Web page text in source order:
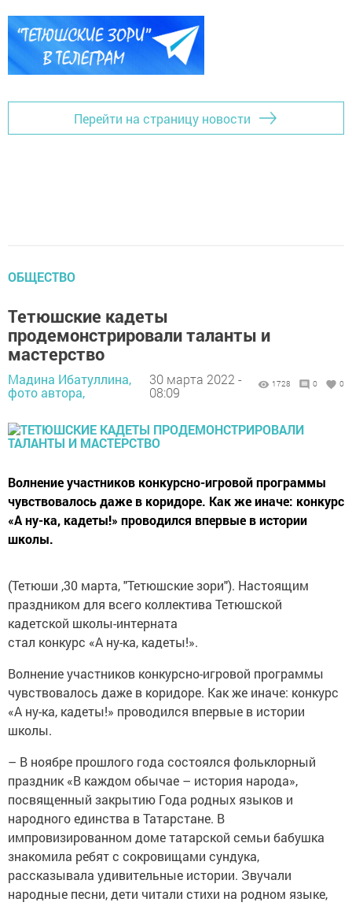
Перейти на страницу новости
ОБЩЕСТВО
Тетюшские кадеты
продемонстрировали таланты и
мастерство
Мадина Ибатуллина,
фото автора,
30 марта 2022 -
08:09
1728 0 0
Волнение участников конкурсно-игровой программы
чувствовалось даже в коридоре. Как же иначе: конкурс
«А ну-ка, кадеты!» проводился впервые в истории
школы.
(Тетюши ,30 марта, "Тетюшские зори"). Настоящим
праздником для всего коллектива Тетюшской
кадетской школы-интерната
стал конкурс «А ну-ка, кадеты!».
Волнение участников конкурсно-игровой программы
чувствовалось даже в коридоре. Как же иначе: конкурс
«А ну-ка, кадеты!» проводился впервые в истории
школы.
– В ноябре прошлого года состоялся фольклорный
праздник «В каждом обычае – история народа»,
посвященный закрытию Года родных языков и
народного единства в Татарстане. В
импровизированном доме татарской семьи бабушка
знакомила ребят с сокровищами сундука,
рассказывала удивительные истории. Звучали
народные песни, дети читали стихи на родном языке,